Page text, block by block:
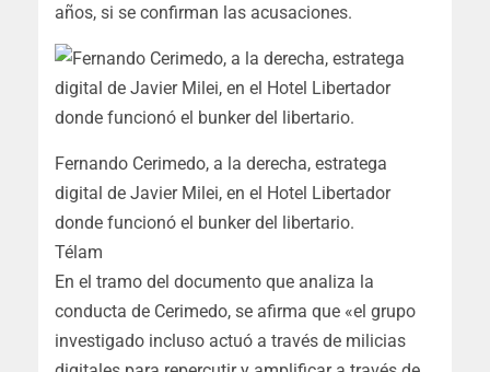
años, si se confirman las acusaciones.
Fernando Cerimedo, a la derecha, estratega
digital de Javier Milei, en el Hotel Libertador
donde funcionó el bunker del libertario.
Télam
En el tramo del documento que analiza la
conducta de Cerimedo, se afirma que «el grupo
investigado incluso actuó a través de milicias